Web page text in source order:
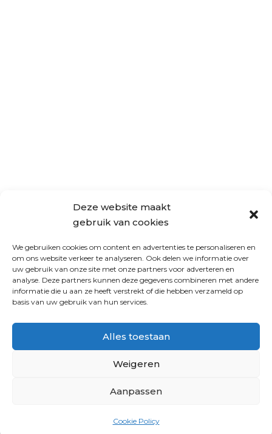
Deze website maakt
gebruik van cookies
We gebruiken cookies om content en advertenties te personaliseren en
om ons website verkeer te analyseren. Ook delen we informatie over
uw gebruik van onze site met onze partners voor adverteren en
analyse. Deze partners kunnen deze gegevens combineren met andere
informatie die u aan ze heeft verstrekt of die hebben verzameld op
basis van uw gebruik van hun services.
Alles toestaan
Weigeren
Aanpassen
Cookie Policy